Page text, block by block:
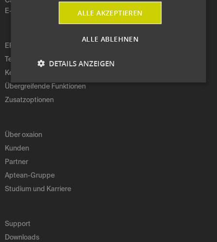
ERP Software
Technologie
Kernfunktionen
Übergreifende Funktionen
Zusatzoptionen
Über oxaion
Kunden
Partner
Aptean-Gruppe
Studium und Karriere
Support
Downloads
E-Mail:
com
ALLE AKZEPTIEREN
ALLE ABLEHNEN
DETAILS ANZEIGEN